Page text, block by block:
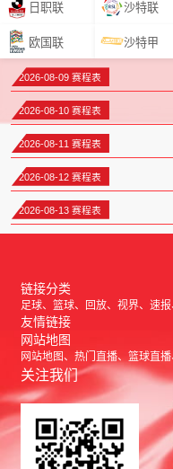
日职联 沙特联
欧国联 沙特甲
2026-08-09 赛程表
2026-08-10 赛程表
2026-08-11 赛程表
2026-08-12 赛程表
2026-08-13 赛程表
链接分类
足球 篮球 回放 视界 速报
友情链接
网站地图
网站地图 热门直播 篮球直播
关注我们